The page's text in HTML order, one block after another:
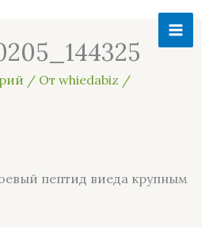
/ От whiedabiz /
пептид виеда крупным